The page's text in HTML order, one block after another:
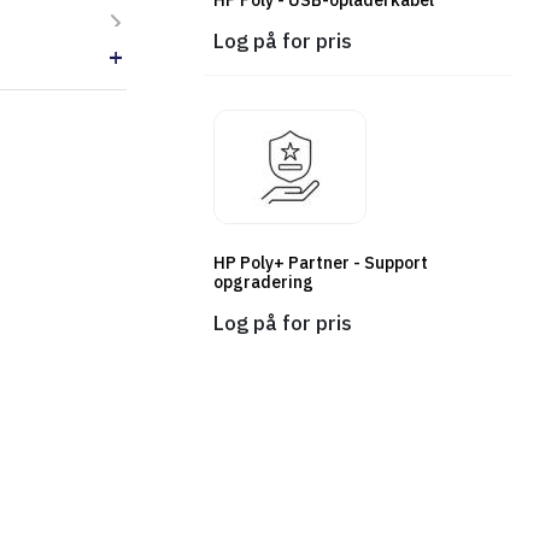
Log på for pris
HP Poly+ Partner - Support
opgradering
Log på for pris